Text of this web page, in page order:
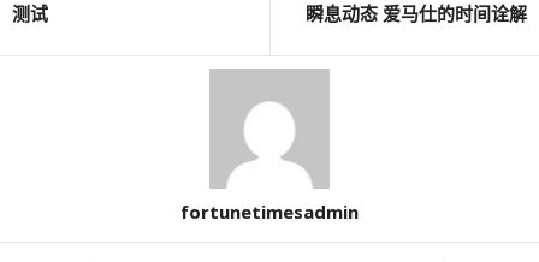
测试 瞬息动态 爱马仕的时间诠解
fortunetimesadmin